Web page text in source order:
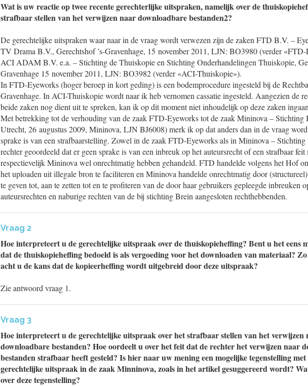
Wat is uw reactie op twee recente gerechterlijke uitspraken, namelijk over de
strafbaar stellen van het verwijzen naar downloadbare bestanden2?
De gerechtelijke uitspraken waar naar in de vraag wordt verwezen zijn de zaken FTD B.V. –
TV Drama B.V., Gerechtshof ’s-Gravenhage, 15 november 2011, LJN: BO3980 (verder «FTD-
ACI ADAM B.V. e.a. – Stichting de Thuiskopie en Stichting Onderhandelingen Thuiskopie,
Gravenhage 15 november 2011, LJN: BO3982 (verder «ACI-Thuiskopie»).
In FTD-Eyeworks (hoger beroep in kort geding) is een bodemprocedure ingesteld bij de
Gravenhage. In ACI-Thuiskopie wordt naar ik heb vernomen cassatie ingesteld. Aangezien de
beide zaken nog dient uit te spreken, kan ik op dit moment niet inhoudelijk op deze zaken
Met betrekking tot de verhouding van de zaak FTD-Eyeworks tot de zaak Mininova – Stichting
Utrecht, 26 augustus 2009, Mininova, LJN BJ6008) merk ik op dat anders dan in de vraag
sprake is van een strafbaarstelling. Zowel in de zaak FTD-Eyeworks als in Mininova –
rechter geoordeeld dat er geen sprake is van een inbreuk op het auteursrecht of een strafbaar
respectievelijk Mininova wel onrechtmatig hebben gehandeld. FTD handelde volgens het Hof
het uploaden uit illegale bron te faciliteren en Mininova handelde onrechtmatig door
te geven tot, aan te zetten tot en te profiteren van de door haar gebruikers gepleegde inbreuken
auteursrechten en naburige rechten van de bij stichting Brein aangesloten rechthebbenden.
Vraag 2
Hoe interpreteert u de gerechtelijke uitspraak over de thuiskopieheffing? Bent u het eens
dat de thuiskopieheffing bedoeld is als vergoeding voor het downloaden van materiaal?
acht u de kans dat de kopieerheffing wordt uitgebreid door deze uitspraak?
Zie antwoord vraag 1.
Vraag 3
Hoe interpreteert u de gerechtelijke uitspraak over het strafbaar stellen van het verwijzen
downloadbare bestanden? Hoe oordeelt u over het feit dat de rechter het verwijzen naar
bestanden strafbaar heeft gesteld? Is hier naar uw mening een mogelijke tegenstelling met
gerechtelijke uitspraak in de zaak Minninova, zoals in het artikel gesuggereerd wordt?
over deze tegenstelling?